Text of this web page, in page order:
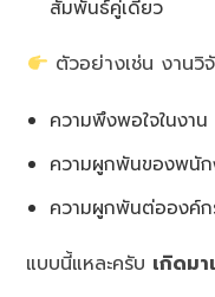
สัมพันธ์คู่เดียว
ตัวอย่างเช่น งานวิ
ความพึงพอใจในงาน
ความผูกพันของพนัก
ความผูกพันต่อองค์
แบบนี้แหละครับ เกิดมา